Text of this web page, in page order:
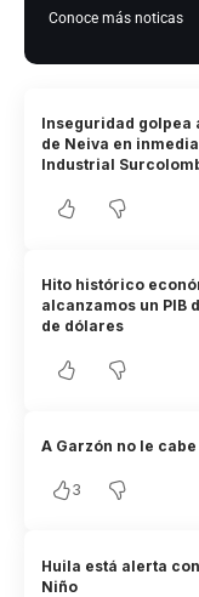
Conoce más noticas
Inseguridad golpea
de Neiva en
Industrial
Hito histórico
alcanzamos un PIB
de dólares
A Garzón no le
3
Huila está alerta
Niño